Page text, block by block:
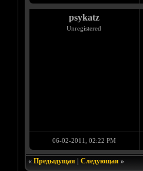
psykatz
Unregistered
06-02-2011, 02:22 PM
« Предыдущая| Следующая»